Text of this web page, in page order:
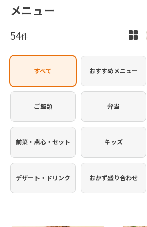
メニュー
54件
表
を
り
すべて おすすめメニュー
ご飯類 弁当
前菜・点心・セット キッズ
デザート・ドリンク おかず盛り合わせ